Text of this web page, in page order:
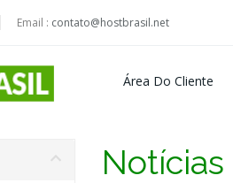
Email : contato@hostbrasil.net
Área Do Cliente
Notícias